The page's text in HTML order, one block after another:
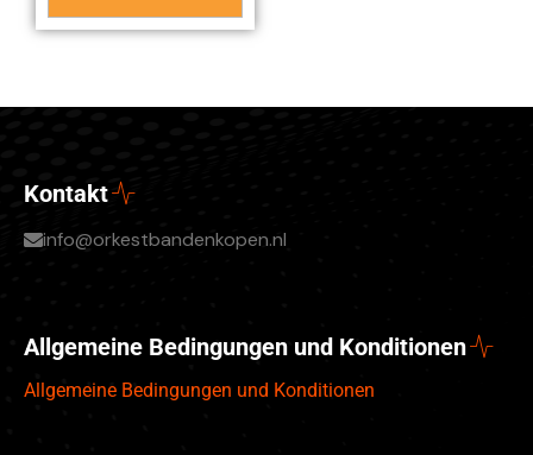
Kontakt
info@orkestbandenkopen.nl
Allgemeine Bedingungen und Konditionen
Allgemeine Bedingungen und Konditionen